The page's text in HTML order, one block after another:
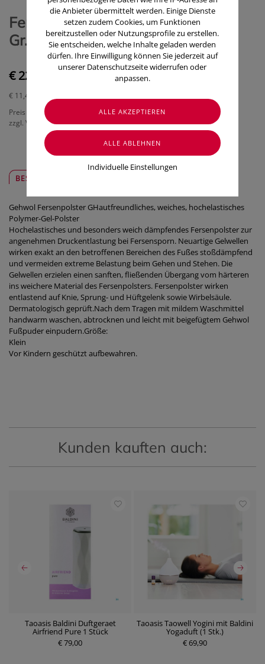
Fersenpolster Gehwol G Klein
Gr.35-37 Nr 64197 2 Stück
€ 22,90
€ 11,45
Preis inkl. MwSt.
zzgl. Versandkosten
BESCHREIBUNG
Gehwol Fersenpolster GHautfreundliches, weiches, hochelastisches
Polymer-Gel-Polster
Hochelastisches und besonders weich dämpfendes Fersenpolster zur
angenehmen Druckentlastung bei Fersensporn. Neuartige Gelwellen
wirken exakt an den betroffenen Bereichen des Fußes stoßdämpfend
und vermeiden extreme Belastung beim Gehen und Stehen. Die
Gelwellen erzielen einen sanften, fließenden Übergang vom härteren
ins weichere Material des Fersenpolsters. Fersenpolster wirken
entlastend auf Knie, Sprung- und Hüftgelenk sowie Wirbelsäule.
Dermatologisch geprüft.Nach dem Tragen mit mildem Waschmittel
handwarm waschen, abtrocknen und leicht mit beigefügtem Gehwol
Fußpuder einpudern.Größe:
Klein
Vor Kindern geschützt aufbewahren.
Kunden kauften auch:
Taoasis Baldini Duftgeraet
Airfriend Pure 1 Stück
€ 79,00
Taoasis Taowell Yogini mit Baldini
Yogaduft (1 Stk.)
€ 69,90
P
die Anbieter übermittelt werden. Einige Dienste
setzen zudem Cookies, um Funktionen
bereitzustellen oder Nutzungsprofile zu erstellen.
Sie entscheiden, welche Inhalte geladen werden
dürfen. Ihre Einwilligung können Sie jederzeit auf
unserer Datenschutzseite widerrufen oder
anpassen.
Individuelle Einstellungen